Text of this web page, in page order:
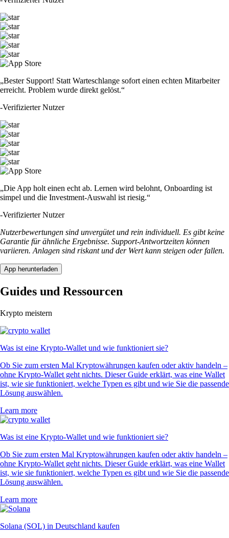
„Bester Support! Statt Warteschlange sofort einen echten Mitarbeiter
erreicht. Problem wurde direkt gelöst.“
-Verifizierter Nutzer
„Die App holt einen echt ab. Lernen wird belohnt, Onboarding ist
simpel und die Investment-Auswahl ist riesig.“
-Verifizierter Nutzer
Nutzerbewertungen sind unvergütet und rein individuell. Es gibt keine
Garantie für ähnliche Ergebnisse. Support-Antwortzeiten können
variieren. Anlagen sind riskant und der Wert kann steigen oder fallen.
App herunterladen
Guides und Ressourcen
Krypto meistern
Was ist eine Krypto-Wallet und wie funktioniert sie?
Ob Sie zum ersten Mal Kryptowährungen kaufen oder aktiv handeln –
ohne Krypto-Wallet geht nichts. Dieser Guide erklärt, was eine Wallet
ist, wie sie funktioniert, welche Typen es gibt und wie Sie die passende
Lösung auswählen.
Learn more
Was ist eine Krypto-Wallet und wie funktioniert sie?
Ob Sie zum ersten Mal Kryptowährungen kaufen oder aktiv handeln –
ohne Krypto-Wallet geht nichts. Dieser Guide erklärt, was eine Wallet
ist, wie sie funktioniert, welche Typen es gibt und wie Sie die passende
Lösung auswählen.
Learn more
Solana (SOL) in Deutschland kaufen